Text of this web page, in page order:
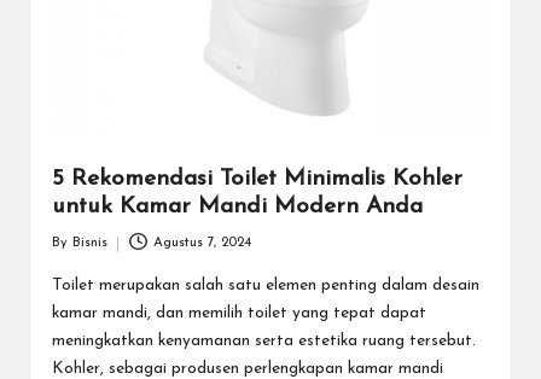
5 Rekomendasi Toilet Minimalis Kohler
untuk Kamar Mandi Modern Anda
by
By Bisnis Agustus 7, 2024
Toilet merupakan salah satu elemen penting dalam desain
kamar mandi, dan memilih toilet yang tepat dapat
meningkatkan kenyamanan serta estetika ruang tersebut.
Kohler, sebagai produsen perlengkapan kamar mandi